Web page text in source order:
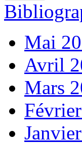
Mai
Avril
Mars